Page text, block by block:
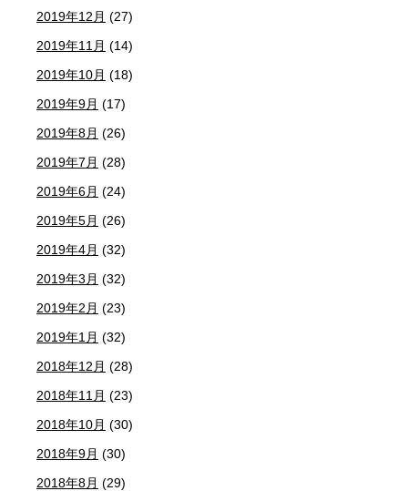
2019年12月 (27)
2019年11月 (14)
2019年10月 (18)
2019年9月 (17)
2019年8月 (26)
2019年7月 (28)
2019年6月 (24)
2019年5月 (26)
2019年4月 (32)
2019年3月 (32)
2019年2月 (23)
2019年1月 (32)
2018年12月 (28)
2018年11月 (23)
2018年10月 (30)
2018年9月 (30)
2018年8月 (29)